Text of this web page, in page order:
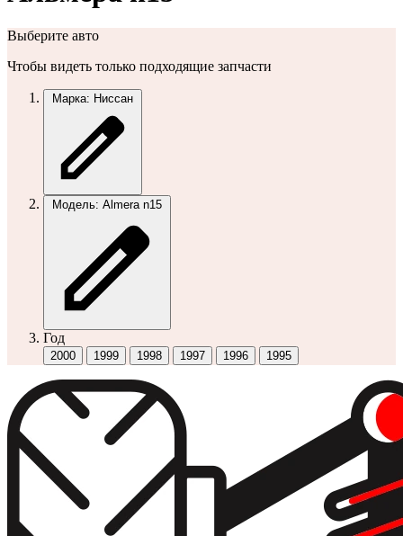
Выберите авто
Чтобы видеть только подходящие запчасти
Марка: Ниссан
Модель: Almera n15
Год
2000 1999 1998 1997 1996 1995